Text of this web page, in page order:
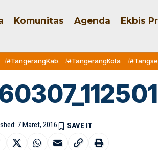
Komunitas Agenda Ekbis
#TangerangKab #TangerangKota
7 Maret, 2016